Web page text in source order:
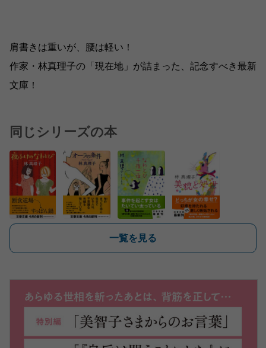
肩書きは重いが、腰は軽い！
作家・林真理子の「現在地」が詰まった、記念すべき最新
文庫！
同じシリーズの本
一覧を見る